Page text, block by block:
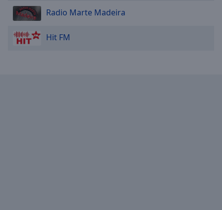
Modal
Dialog
dialog
Radio Marte Madeira
Hit FM